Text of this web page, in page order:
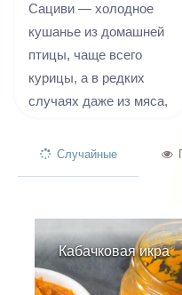
Сациви — холодное
кушанье из домашней
птицы, чаще всего
курицы, а в редких
случаях даже из мяса,
праздничное
делают только из
индейки.
Существенной частью
сациви наряду с мясом
Случайные
Кабачковая икра